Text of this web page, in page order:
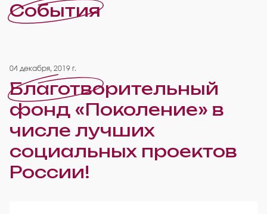
События
04 декабря, 2019 г.
Благотворительный
фонд «Поколение» в
числе лучших
социальных проектов
России!